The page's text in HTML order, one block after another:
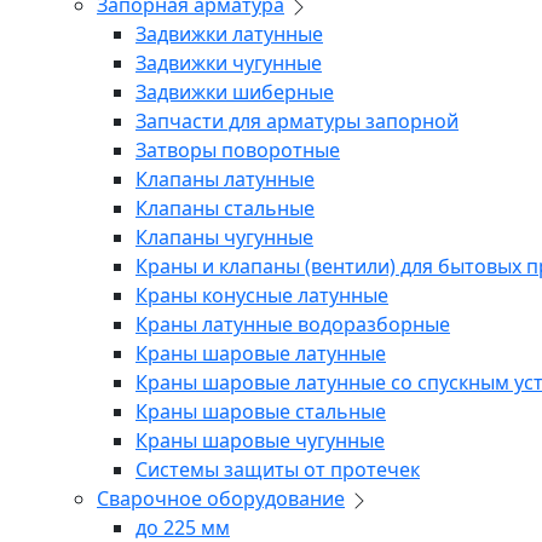
Запорная арматура
Задвижки латунные
Задвижки чугунные
Задвижки шиберные
Запчасти для арматуры запорной
Затворы поворотные
Клапаны латунные
Клапаны стальные
Клапаны чугунные
Краны и клапаны (вентили) для бытовых
Краны конусные латунные
Краны латунные водоразборные
Краны шаровые латунные
Краны шаровые латунные со спускным
Краны шаровые стальные
Краны шаровые чугунные
Системы защиты от протечек
Сварочное оборудование
до 225 мм